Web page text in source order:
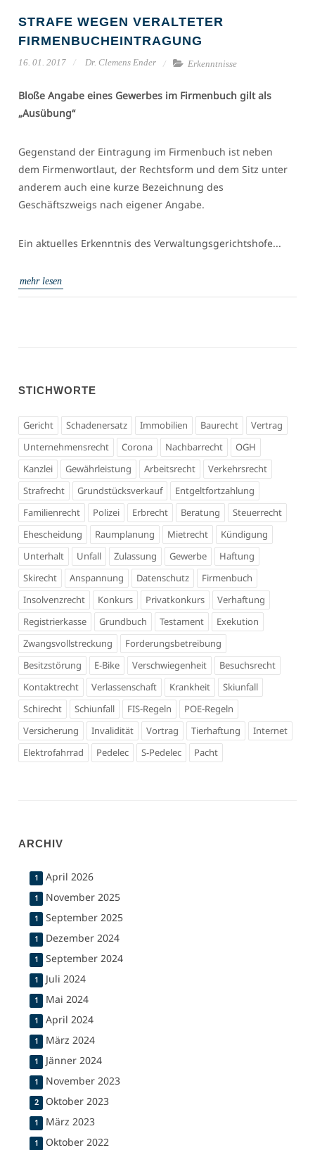
STRAFE WEGEN VERALTETER
FIRMENBUCHEINTRAGUNG
16. 01. 2017 Dr. Clemens Ender Erkenntnisse
Bloße Angabe eines Gewerbes im Firmenbuch gilt als
„Ausübung“
Gegenstand der Eintragung im Firmenbuch ist neben
dem Firmenwortlaut, der Rechtsform und dem Sitz unter
anderem auch eine kurze Bezeichnung des
Geschäftszweigs nach eigener Angabe.
Ein aktuelles Erkenntnis des Verwaltungsgerichtshofe...
mehr lesen
STICHWORTE
Gericht Schadenersatz Immobilien Baurecht
Vertrag
Unternehmensrecht
Corona Nachbarrecht
OGH
Kanzlei
Gewährleistung Arbeitsrecht
Verkehrsrecht
Strafrecht
Grundstücksverkauf
Entgeltfortzahlung
Familienrecht
Polizei Erbrecht Beratung
Steuerrecht
Ehescheidung
Raumplanung Mietrecht
Kündigung
Unterhalt
Unfall Zulassung Gewerbe
Haftung
Skirecht
Anspannung Datenschutz
Firmenbuch
Insolvenzrecht
Konkurs Privatkonkurs
Verhaftung
Registrierkasse
Grundbuch Testament
Exekution
Zwangsvollstreckung
Forderungsbetreibung
Besitzstörung
E-Bike Verschwiegenheit
Besuchsrecht
Kontaktrecht
Verlassenschaft Krankheit
Skiunfall
Schirecht
Schiunfall FIS-Regeln
POE-Regeln
Versicherung
Invalidität Vortrag Tierhaftung
Internet
Elektrofahrrad
Pedelec S-Pedelec Pacht
ARCHIV
1 April 2026
1 November 2025
1 September 2025
1 Dezember 2024
1 September 2024
1 Juli 2024
1 Mai 2024
1 April 2024
1 März 2024
1 Jänner 2024
1 November 2023
2 Oktober 2023
1 März 2023
1 Oktober 2022